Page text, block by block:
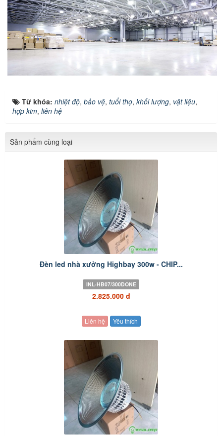
Từ khóa: nhiệt độ, bảo vệ, tuổi thọ, khối lượng, vật liệu,
hợp kim, liên hệ
Sản phẩm cùng loại
Đèn led nhà xưởng Highbay 300w - CHIP...
INL-HB07/300DONE
2.825.000 đ
Liên hệ Yêu thích